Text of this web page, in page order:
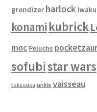
grendizer harlock
konami kubrick
moc Peluche
sofubistar wars
tokusatsu unkle vaisseau